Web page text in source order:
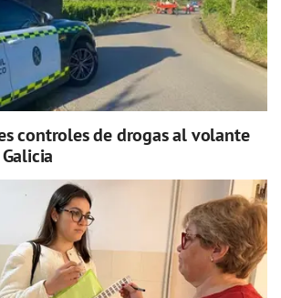
controles de drogas al volante